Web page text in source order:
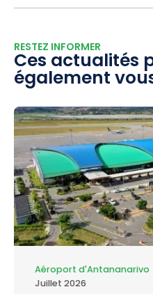
RESTEZ INFORMER
Ces actualités
également
Aéroport d'Antananarivo
Juillet 2026